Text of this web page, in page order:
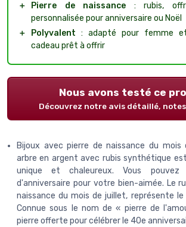
＋
Pierre de naissance : rubis,
personnalisée pour anniversaire ou Noël
＋
Polyvalent : adapté pour femme
cadeau prêt à offrir
Nous avons testé ce
Découvrez notre avis détaillé,
Bijoux avec pierre de naissance du
arbre en argent avec rubis synthétique
unique et chaleureux. Vous
d'anniversaire pour votre bien-aimée. Le
naissance du mois de juillet, représente
Connue sous le nom de « pierre de
pierre offerte pour célébrer le 40e